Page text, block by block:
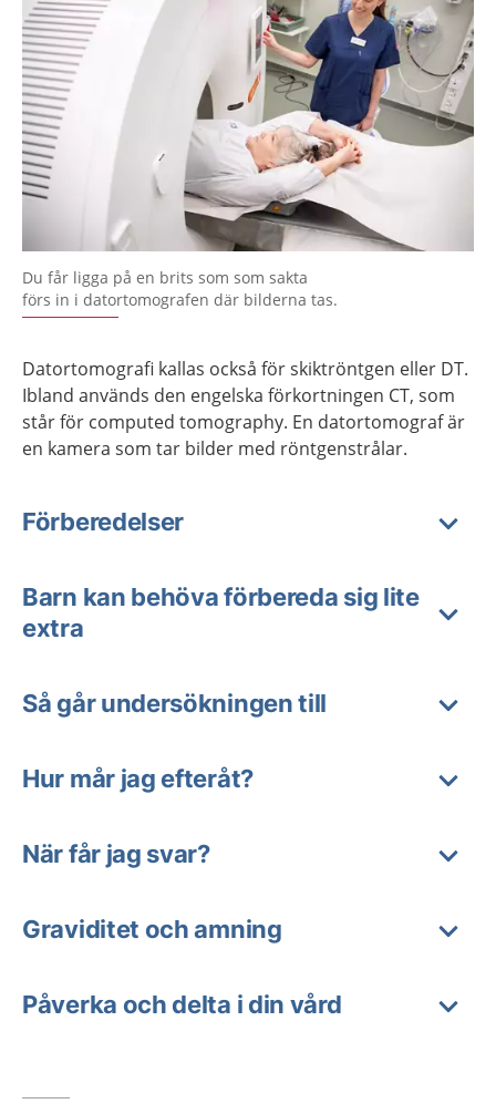
Du får ligga på en brits som som sakta
förs in i datortomografen där bilderna tas.
Datortomografi kallas också för skiktröntgen eller DT.
Ibland används den engelska förkortningen CT, som
står för computed tomography. En datortomograf är
en kamera som tar bilder med röntgenstrålar.
Förberedelser
Barn kan behöva förbereda sig lite
extra
Så går undersökningen till
Hur mår jag efteråt?
När får jag svar?
Graviditet och amning
Påverka och delta i din vård